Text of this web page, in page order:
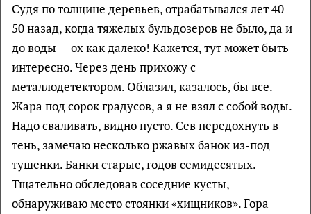
Судя по толщине деревьев, отрабатывался лет 40–
50 назад, когда тяжелых бульдозеров не было, да и
до воды — ох как далеко! Кажется, тут может быть
интересно. Через день прихожу с
металлодетектором. Облазил, казалось, бы все.
Жара под сорок градусов, а я не взял с собой воды.
Надо сваливать, видно пусто. Сев передохнуть в
тень, замечаю несколько ржавых банок из-под
тушенки. Банки старые, годов семидесятых.
Тщательно обследовав соседние кусты,
обнаруживаю место стоянки «хищников». Гора